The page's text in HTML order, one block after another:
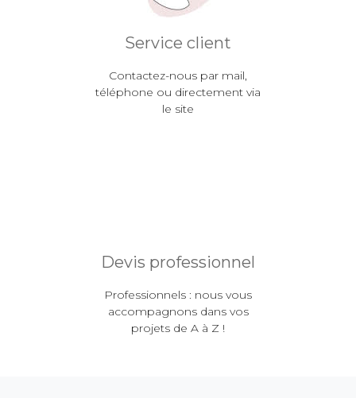
Service client
Contactez-nous par mail,
téléphone ou directement via
le site
Devis professionnel
Professionnels : nous vous
accompagnons dans vos
projets de A à Z !